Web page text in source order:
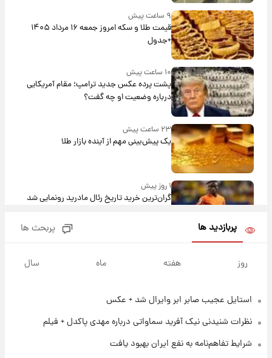
۹ ساعت پیش
قیمت طلا و سکه امروز جمعه ۱۶ مرداد ۱۴۰۵
+جدول
۱۰ ساعت پیش
پشت پرده عکس جدید ترامپ؛ مقام آمریکایی
درباره وضعیت او چه گفت؟
۲۳ ساعت پیش
یک پیش‌بینی مهم از آینده بازار طلا
۱ روز پیش
گران‌ترین خرید تاریخ رئال مادرید رونمایی شد
روزها پربارش‌تر خواهند بود؟
۱ روز پیش
شد؛ تیکدری، محبی و سرگیف با اعداد ویژه
پربازدید ها پربحث ها
روز هفته ماه سال
استایل عجیب صابر ابر وایرال شد + عکس
نظرات شنیدنی نیک آفرید سماواتی درباره مهدی پاکدل + فیلم
شرایط تفاهم‌نامه به نفع ایران بهبود یافت